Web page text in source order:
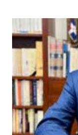
dinero, por lo que
momento
según versiones
eso le pidió el
comunitarios
de sangre y que
ensangrentada
ó la huida. Éste